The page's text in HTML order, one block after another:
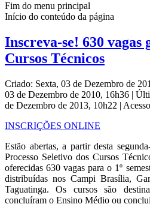
Fim do menu principal
Início do conteúdo da página
Inscreva-se! 630 vagas
Cursos Técnicos
Criado: Sexta, 03 de Dezembro de
03 de Dezembro de 2010, 16h36 |
de Dezembro de 2013, 10h22 |
INSCRIÇÕES ONLINE
Estão abertas, a partir desta
Processo Seletivo dos Cursos
oferecidas 630 vagas para o 1º
distribuídas nos Campi Brasília,
Taguatinga. Os cursos são
concluíram o Ensino Médio ou